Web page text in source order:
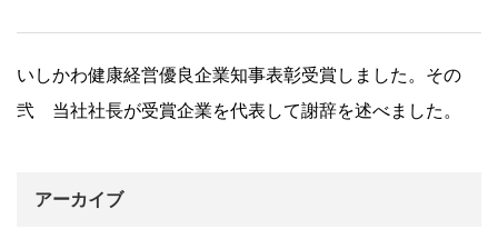
いしかわ健康経営優良企業知事表彰受賞しました。その
弐 当社社長が受賞企業を代表して謝辞を述べました。
アーカイブ